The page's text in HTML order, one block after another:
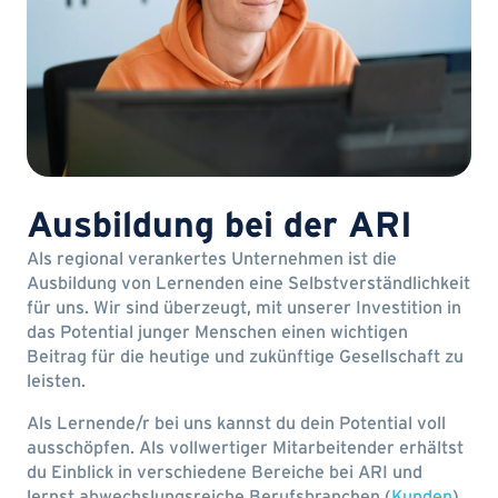
Ausbildung bei der ARI
Als regional verankertes Unternehmen ist die
Ausbildung von Lernenden eine Selbstverständlichkeit
für uns. Wir sind überzeugt, mit unserer Investition in
das Potential junger Menschen einen wichtigen
Beitrag für die heutige und zukünftige Gesellschaft zu
leisten.
Als Lernende/r bei uns kannst du dein Potential voll
ausschöpfen. Als vollwertiger Mitarbeitender erhältst
du Einblick in verschiedene Bereiche bei ARI und